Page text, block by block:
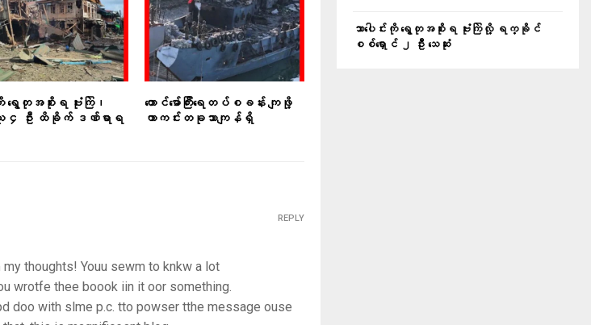
ေတုအစိုးရ ဗုံးကြဲ၊
၄ ဦး ထိခိုက် ဒဏ်ရာရ
တောင်မော်ကြီးရေတပ်စခန်း ကျဖို့
ကာကင်းတခုသာကျန်ရှိ
thoughts! Youu sewm to knkw a lot
wrotfe thee boook iin it oor something.
doo with slme p.c. tto powser tthe message ouse
REPLY
သာပေါင်းကို ရွေတုအစိုးရ ဗုံးကြဲလို့ ရက္ခိုင်
စစ်ရှောင် ၂ ဦး သေဆုံး